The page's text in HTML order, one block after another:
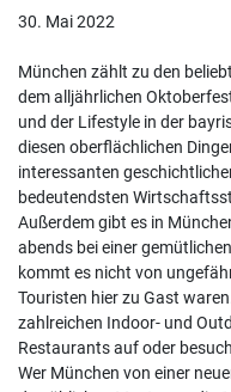
30. Mai 2022
München zählt zu den
dem alljährlichen
und der Lifestyle in der
diesen oberflächlichen
interessanten
bedeutendsten
Außerdem gibt es in
abends bei einer
kommt es nicht von
Touristen hier zu Gast
zahlreichen Indoor- und
Restaurants auf oder
Wer München von einer